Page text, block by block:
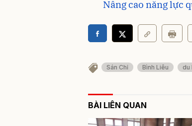
Nâng cao năng lực
Sán Chỉ Bình Liêu du
BÀI LIÊN QUAN